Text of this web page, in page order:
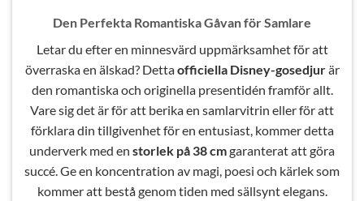
Den Perfekta Romantiska Gåvan för Samlare
Letar du efter en minnesvärd uppmärksamhet för att
överraska en älskad? Dettaofficiella Disney-gosedjurär
den romantiska och originella presentidén framför allt.
Vare sig det är för att berika en samlarvitrin eller för att
förklara din tillgivenhet för en entusiast, kommer detta
underverk med en storlek på 38 cmgaranterat att göra
succé. Ge en koncentration av magi, poesi och kärlek som
kommer att bestå genom tiden med sällsynt elegans.